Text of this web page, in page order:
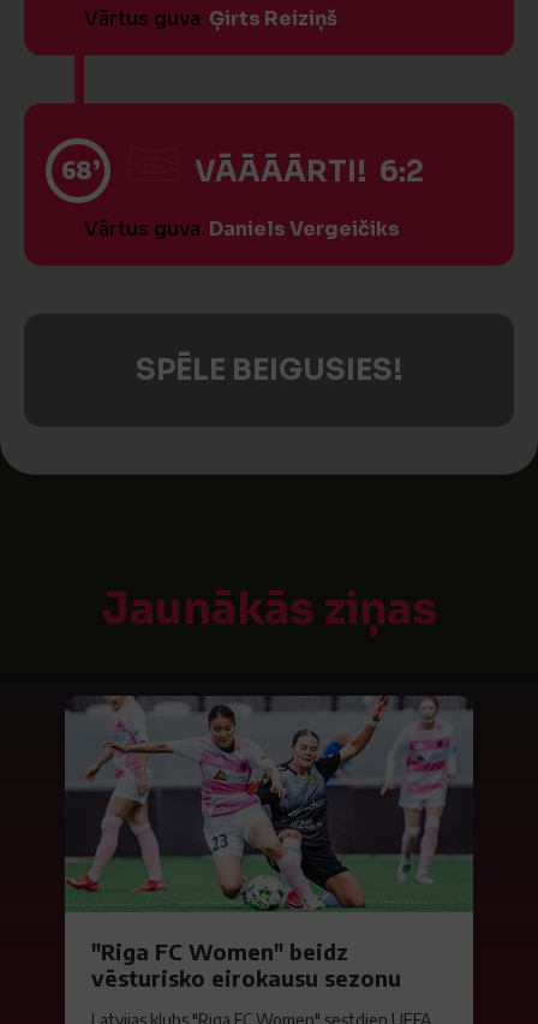
Vārtus guva Ģirts Reiziņš
68’ VĀĀĀĀRTI! 6:2
Vārtus guva Daniels Vergeičiks
SPĒLE BEIGUSIES!
Jaunākās ziņas
"Riga FC Women" beidz
vēsturisko eirokausu sezonu
Latvijas klubs "Riga FC Women" sestdien UEFA